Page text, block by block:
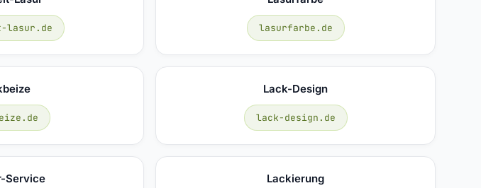
lasur.de lasurfarbe.de
Lack-Design
lack-design.de
Service Lackierung